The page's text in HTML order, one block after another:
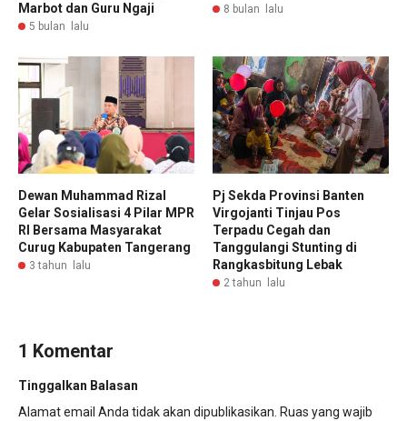
Marbot dan Guru Ngaji
5 bulan lalu
8 bulan lalu
Dewan Muhammad Rizal
Gelar Sosialisasi 4 Pilar MPR
RI Bersama Masyarakat
Curug Kabupaten Tangerang
3 tahun lalu
Pj Sekda Provinsi Banten
Virgojanti Tinjau Pos
Terpadu Cegah dan
Tanggulangi Stunting di
Rangkasbitung Lebak
2 tahun lalu
1 Komentar
Tinggalkan Balasan
Alamat email Anda tidak akan dipublikasikan. Ruas yang wajib